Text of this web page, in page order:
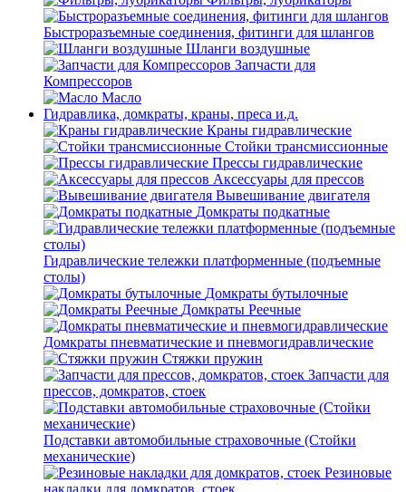
Быстроразъемные соединения, фитинги для шлангов
Шланги воздушные
Запчасти для
Компрессоров
Масло
Гидравлика, домкраты, краны, преса и.д.
Краны гидравлические
Стойки трансмиссионные
Прессы гидравлические
Аксессуары для прессов
Вывешивание двигателя
Домкраты подкатные
Гидравлические тележки платформенные (подъемные
столы)
Домкраты бутылочные
Домкраты Реечные
Домкраты пневматические и пневмогидравлические
Стяжки пружин
Запчасти для
прессов, домкратов, стоек
Подставки автомобильные страховочные (Стойки
механические)
Резиновые
накладки для домкратов, стоек